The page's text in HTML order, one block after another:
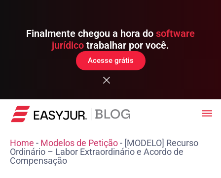
Finalmente chegou a hora do software
jurídico trabalhar por você.
Acesse grátis
Home - Modelos de Petição- [MODELO] Recurso
Ordinário – Labor Extraordinário e Acordo de
Compensação